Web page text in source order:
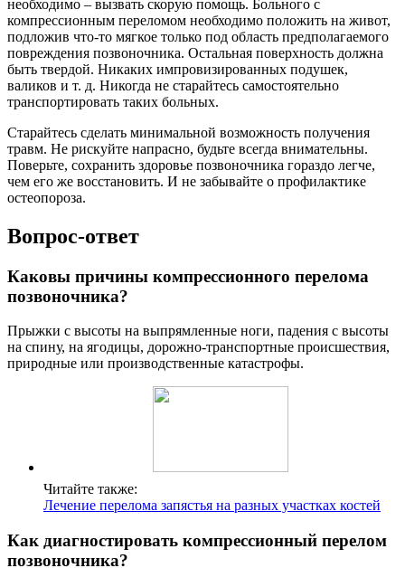
необходимо – вызвать скорую помощь. Больного с
компрессионным переломом необходимо положить на живот,
подложив что-то мягкое только под область предполагаемого
повреждения позвоночника. Остальная поверхность должна
быть твердой. Никаких импровизированных подушек,
валиков и т. д. Никогда не старайтесь самостоятельно
транспортировать таких больных.
Старайтесь сделать минимальной возможность получения
травм. Не рискуйте напрасно, будьте всегда внимательны.
Поверьте, сохранить здоровье позвоночника гораздо легче,
чем его же восстановить. И не забывайте о профилактике
остеопороза.
Вопрос-ответ
Каковы причины компрессионного перелома
позвоночника?
Прыжки с высоты на выпрямленные ноги, падения с высоты
на спину, на ягодицы, дорожно-транспортные происшествия,
природные или производственные катастрофы.
Читайте также:
Лечение перелома запястья на разных участках костей
Как диагностировать компрессионный перелом
позвоночника?